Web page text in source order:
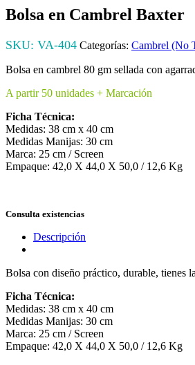
Bolsa en Cambrel Baxter
SKU: VA-404 Categorías: Cambrel (No
Bolsa en cambrel 80 gm sellada con
A partir 50 unidades + Marcación
Ficha Técnica:
Medidas: 38 cm x 40 cm
Medidas Manijas: 30 cm
Marca: 25 cm / Screen
Empaque: 42,0 X 44,0 X 50,0 / 12,6 Kg
Consulta existencias
Descripción
Bolsa con diseño práctico, durable, tienes
Ficha Técnica:
Medidas: 38 cm x 40 cm
Medidas Manijas: 30 cm
Marca: 25 cm / Screen
Empaque: 42,0 X 44,0 X 50,0 / 12,6 Kg